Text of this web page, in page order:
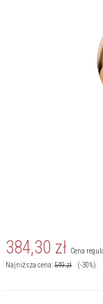
384,30 zł Cena
Najniższa cena:549zł (-30%)